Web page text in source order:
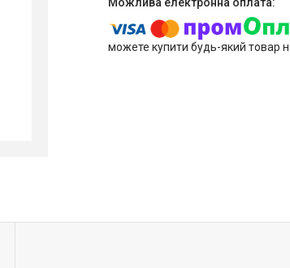
можете купити будь-який товар